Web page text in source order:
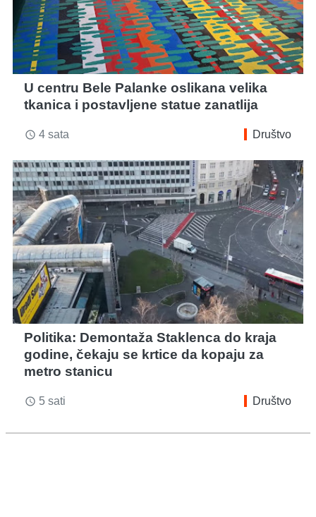
U centru Bele Palanke oslikana velika
tkanica i postavljene statue zanatlija
access_time 4 sata Društvo
Politika: Demontaža Staklenca do kraja
godine, čekaju se krtice da kopaju za
metro stanicu
access_time 5 sati Društvo